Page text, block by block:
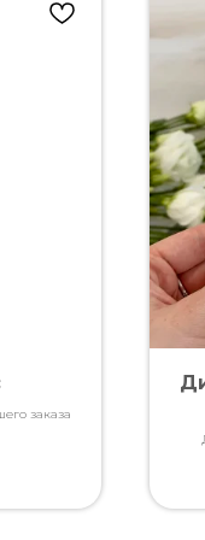
заказа